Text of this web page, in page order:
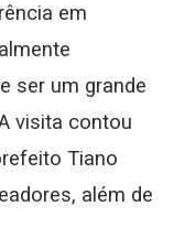
em
ser um grande
visita contou
Tiano
além de